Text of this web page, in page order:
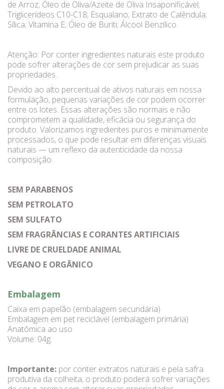
de Arroz; Óleo de Oliva/Azeite de Oliva Insaponificável;
Triglicerídeos C10-C18; Esqualano; Extrato de Calêndula;
Sílica; Vitamina E; Óleo de Buriti; Álcool Benzílico.
Atenção: Por conter ingredientes naturais este produto
pode sofrer alterações de cor sem prejudicar as suas
propriedades.
Devido ao alto percentual de ativos naturais em nossa
formulação, pequenas variações de cor podem ocorrer
entre os lotes. Essas alterações são normais e não
comprometem a qualidade, eficácia ou segurança do
produto. Valorizamos ingredientes puros e minimamente
processados, o que pode resultar em diferenças visuais
naturais — um reflexo da autenticidade da nossa
composição.
SEM PARABENOS
SEM PETROLATO
SEM SULFATO
SEM FRAGRÂNCIAS E CORANTES ARTIFICIAIS
LIVRE DE CRUELDADE ANIMAL
VEGANO E ORGÂNICO
Embalagem
Caixa em papelão (embalagem secundária)
Embalagem em pet reciclável (embalagem primária)
Anatômica ao uso
Volume: 04g.
Importante: por conter extratos naturais e pela safra
produtiva da colheita, o produto poderá sofrer variações